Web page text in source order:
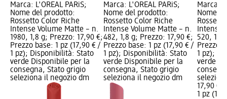
Marca: L'ORÉAL PARiS;
Nome del prodotto:
Rossetto Color Riche
Intense Volume Matte – n.
1980, 1,8 g; Prezzo: 17,90 €;
Prezzo base: 1 pz (17,90 € /
1 pz); Disponibilità: Stato
verde Disponibile per la
consegna, Stato grigio
seleziona il negozio dm
Marca: L'ORÉAL PARiS;
Nome del prodotto:
Rossetto Color Riche
Intense Volume Matte – n.
482, 1,8 g; Prezzo: 17,90 €;
Prezzo base: 1 pz (17,90 € /
1 pz); Disponibilità: Stato
verde Disponibile per la
consegna, Stato grigio
seleziona il negozio dm
Marca:
Nome
Intense
520, 1,8
Prezzo
1 pz);
verde
17,90 €
1 pz